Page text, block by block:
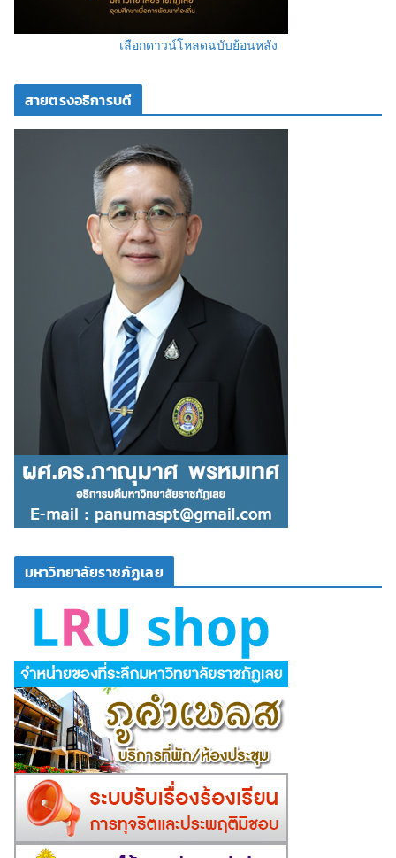
เลือกดาวน์โหลดฉบับย้อนหลัง
สายตรงอธิการบดี
มหาวิทยาลัยราชภัฏเลย